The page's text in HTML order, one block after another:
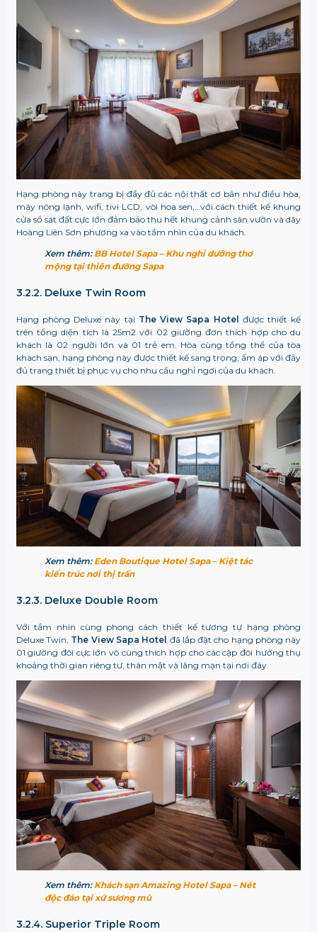
Hạng phòng này trang bị đầy đủ các nội thất cơ bản như điều hòa,
máy nóng lạnh, wifi, tivi LCD, vòi hoa sen,…với cách thiết kế khung
cửa sổ sát đất cực lớn đảm bảo thu hết khung cảnh sân vườn và dãy
Hoàng Liên Sơn phương xa vào tầm nhìn của du khách.
Xem thêm: BB Hotel Sapa – Khu nghỉ dưỡng thơ
mộng tại thiên đường Sapa
3.2.2. Deluxe Twin Room
Hạng phòng Deluxe này tại The View Sapa Hotel được thiết kế
trên tổng diện tích là 25m2 với 02 giường đơn thích hợp cho du
khách là 02 người lớn và 01 trẻ em. Hòa cùng tổng thể của tòa
khách sạn, hạng phòng này được thiết kế sang trọng, ấm áp với đầy
đủ trang thiết bị phục vụ cho nhu cầu nghỉ ngơi của du khách.
Xem thêm:Eden Boutique Hotel Sapa – Kiệt tác
kiến trúc nơi thị trấn
3.2.3. Deluxe Double Room
Với tầm nhìn cùng phong cách thiết kế tương tự hạng phòng
Deluxe Twin, The View Sapa Hotel đã lắp đặt cho hạng phòng này
01 giường đôi cực lớn vô cùng thích hợp cho các cặp đôi hưởng thụ
khoảng thời gian riêng tư, thân mật và lãng mạn tại nơi đây.
Xem thêm: Khách sạn Amazing Hotel Sapa – Nét
độc đáo tại xứ sương mù
3.2.4. Superior Triple Room